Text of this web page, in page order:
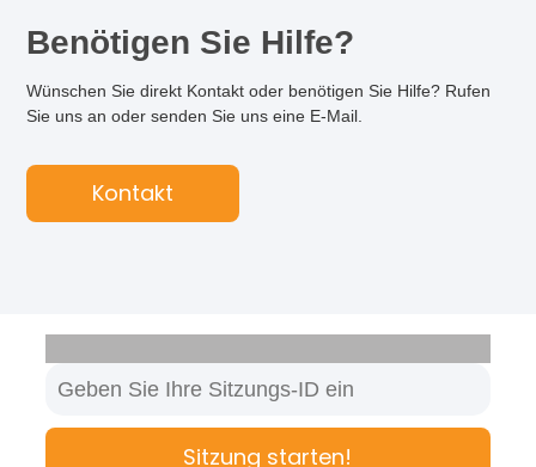
Benötigen Sie Hilfe?
Wünschen Sie direkt Kontakt oder benötigen Sie Hilfe? Rufen
Sie uns an oder senden Sie uns eine E-Mail.
Kontakt
Sitzung starten!